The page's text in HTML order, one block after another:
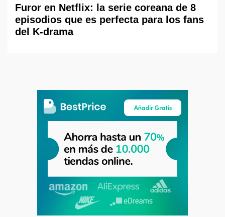
Furor en Netflix: la serie coreana de 8
episodios que es perfecta para los fans
del K-drama